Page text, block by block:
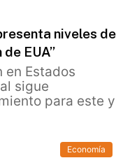
niveles de
EUA”
en Estados
sigue
para este y
Economía